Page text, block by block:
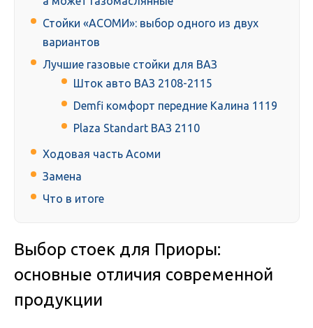
Стойки «АСОМИ»: выбор одного из двух
вариантов
Лучшие газовые стойки для ВАЗ
Шток авто ВАЗ 2108-2115
Demfi комфорт передние Калина 1119
Plaza Standart ВАЗ 2110
Ходовая часть Асоми
Замена
Что в итоге
Выбор стоек для Приоры:
основные отличия современной
продукции